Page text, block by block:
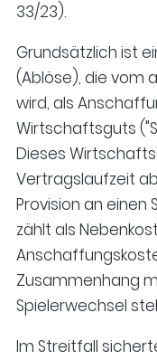
33/23).
Grundsätzlich ist
(Ablöse), die vom
wird, als
Wirtschaftsguts
Dieses
Vertragslaufzeit
Provision an einen
zählt als
Zusammenhang
Spielerwechsel
Im Streitfall